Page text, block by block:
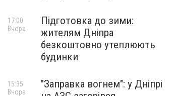
Підготовка до зими:
жителям Дніпра
безкоштовно утеплюють
будинки
17:00
Вчора
"Заправка вогнем": у Дніпрі
15:35
Вчора